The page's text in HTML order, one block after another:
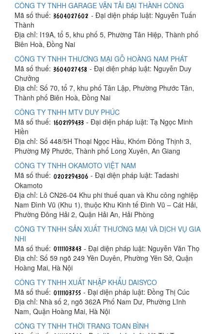
CÔNG TY TNHH GARAGE VẬN TẢI ĐẠI THÀNH CÔNG
Mã số thuế:
- Đại diện pháp luật: Nguyễn Tuấn
Thành
Địa chỉ: I19A, tổ 5, khu phố 5, Phường Tân Hiệp, Thành phố
Biên Hoà, Đồng Nai
CÔNG TY TNHH THƯƠNG MẠI GỖ HOÀNG NAM PHÁT
Mã số thuế:
- Đại diện pháp luật: Nguyễn Duy
Chưởng
Địa chỉ: Số 70, tổ 7, khu phố Tân Lập, Phường Phước Tân,
Thành phố Biên Hoà, Đồng Nai
CÔNG TY TNHH MTV DUY PHÚC
Mã số thuế:
- Đại diện pháp luật: Tạ Ngọc Minh
Hiền
Địa chỉ: Số 448/5H Thoại Ngọc Hầu, Khóm Đông Thịnh 3,
Phường Mỹ Phước, Thành phố Long Xuyên, An Giang
CÔNG TY TNHH OKAMOTO VIỆT NAM
Mã số thuế:
- Đại diện pháp luật: Tadashi
Okamoto
Địa chỉ: Lô CN26-04 Khu phi thuế quan và Khu công nghiệp
Nam Đình Vũ (Khu 1), thuộc Khu Kinh tế Đình Vũ – Cát Hải,
Phường Đông Hải 2, Quận Hải An, Hải Phòng
CÔNG TY TNHH SẢN XUẤT THƯƠNG MẠI VÀ DỊCH VỤ GIA
NHI
Mã số thuế:
- Đại diện pháp luật: Nguyễn Văn Thọ
Địa chỉ: Số 59 ngõ 249 Yên Duyên, Phường Yên Sở, Quận
Hoàng Mai, Hà Nội
CÔNG TY TNHH XUẤT NHẬP KHẨU DAISYCO
Mã số thuế:
- Đại diện pháp luật: Đồng Thị Cúc
Địa chỉ: Nhà số 2, ngõ 362A Phố Nam Dư, Phường Lĩnh
Nam, Quận Hoàng Mai, Hà Nội
CÔNG TY TNHH THỜI TRANG TOAN BÌNH